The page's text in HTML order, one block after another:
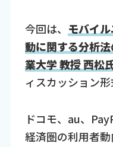
今回は、 モバイ
動に関する分析
業大学 教授 西松
ィスカッション形
ドコモ、au、
経済圏の利用者